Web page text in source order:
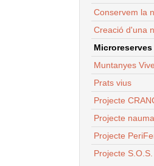
Conservem la
Creació d'una
Muntanyes
Prats vius
Projecte
Projecte
Projecte
Projecte